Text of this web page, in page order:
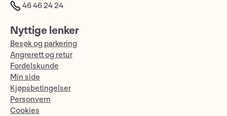
46 46 24 24
Nyttige lenker
Besøk og parkering
Angrerett og retur
Fordelskunde
Min side
Kjøpsbetingelser
Personvern
Cookies